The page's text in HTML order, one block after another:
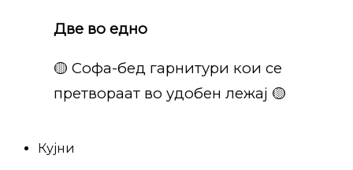
Две во едно
🟡 Софа-бед гарнитури кои се
претвораат во удобен лежај 🟡
Кујни